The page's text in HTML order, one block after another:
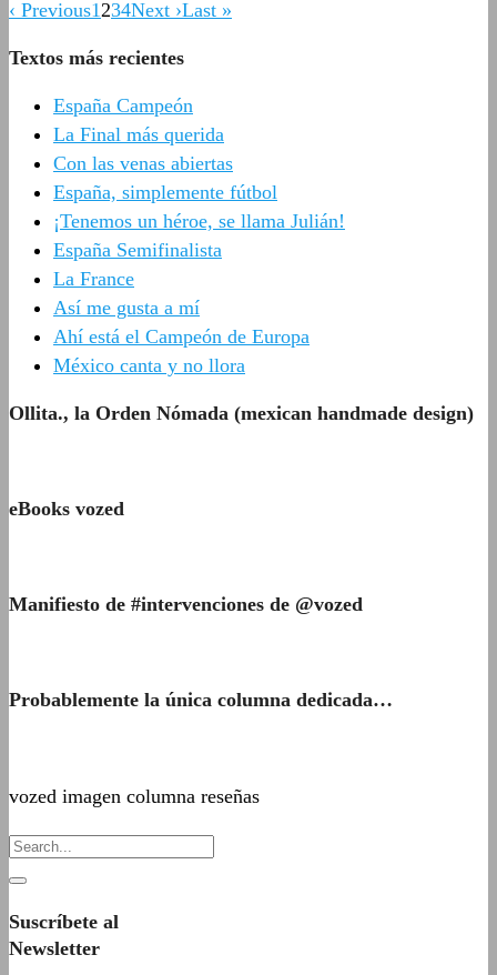
‹ Previous1 234Next ›Last »
Textos más recientes
España Campeón
La Final más querida
Con las venas abiertas
España, simplemente fútbol
¡Tenemos un héroe, se llama Julián!
España Semifinalista
La France
Así me gusta a mí
Ahí está el Campeón de Europa
México canta y no llora
Ollita., la Orden Nómada (mexican handmade design)
eBooks vozed
Manifiesto de #intervenciones de @vozed
Probablemente la única columna dedicada…
vozed imagen columna reseñas
Suscríbete al
Newsletter